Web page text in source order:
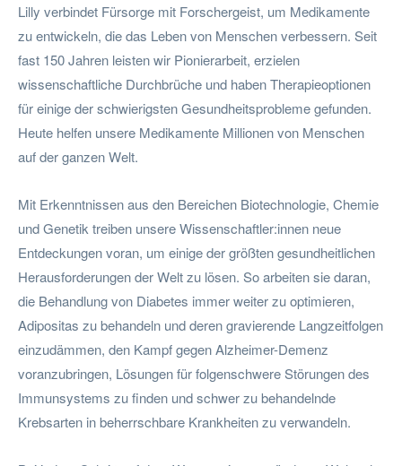
Lilly verbindet Fürsorge mit Forschergeist, um Medikamente
zu entwickeln, die das Leben von Menschen verbessern. Seit
fast 150 Jahren leisten wir Pionierarbeit, erzielen
wissenschaftliche Durchbrüche und haben Therapieoptionen
für einige der schwierigsten Gesundheitsprobleme gefunden.
Heute helfen unsere Medikamente Millionen von Menschen
auf der ganzen Welt.
Mit Erkenntnissen aus den Bereichen Biotechnologie, Chemie
und Genetik treiben unsere Wissenschaftler:innen neue
Entdeckungen voran, um einige der größten gesundheitlichen
Herausforderungen der Welt zu lösen. So arbeiten sie daran,
die Behandlung von Diabetes immer weiter zu optimieren,
Adipositas zu behandeln und deren gravierende Langzeitfolgen
einzudämmen, den Kampf gegen Alzheimer-Demenz
voranzubringen, Lösungen für folgenschwere Störungen des
Immunsystems zu finden und schwer zu behandelnde
Krebsarten in beherrschbare Krankheiten zu verwandeln.